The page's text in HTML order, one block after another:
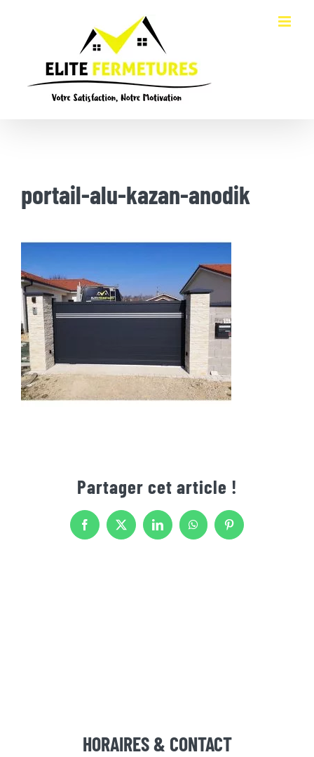
portail-alu-kazan-anodik
Partager cet article !
Facebook
X LinkedInWhatsAppPinterest
HORAIRES & CONTACT